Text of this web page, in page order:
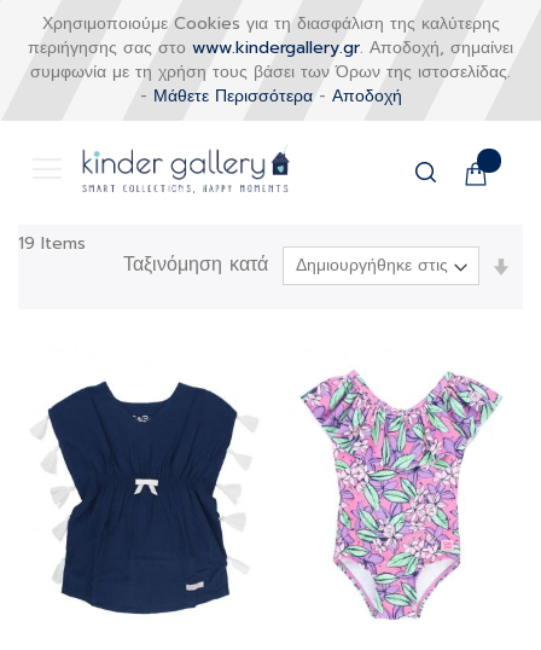
Χρησιμοποιούμε Cookies για τη διασφάλιση της καλύτερης
περιήγησης σας στο www.kindergallery.gr. Αποδοχή, σημαίνει
συμφωνία με τη χρήση τους βάσει των Όρων της ιστοσελίδας.
- Μάθετε Περισσότερα- Αποδοχή
Το
στο
19 Items
Ταξινόμηση κατά